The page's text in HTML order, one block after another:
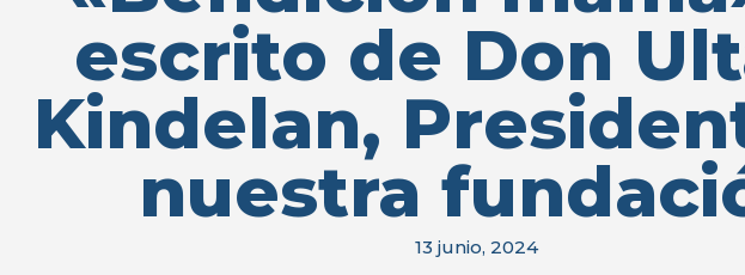
escrito de Don
Kindelan,
nuestra
13 junio, 2024